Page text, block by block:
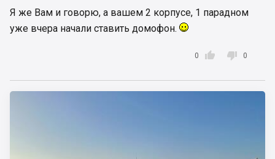
Я же Вам и говорю, а вашем 2 корпусе, 1 парадном
уже вчера начали ставить домофон.

0  0